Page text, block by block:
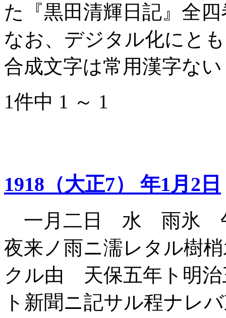
た『黒田清輝日記』全
なお、デジタル化にと
合成文字は常用漢字な
1件中 1 ～ 1
1918（大正7） 年1月2日
一月二日 水 雨氷
夜来ノ雨ニ濡レタル樹
クル由 天保五年ト明治
ト新聞ニ記サル程ナレ